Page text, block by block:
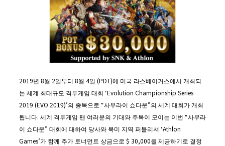
2019년 8월 2일부터 8월 4일 (PDT)에 미국 라스베이거스에서 개최되
는 세계 최대규모 격투게임 대회 ‘Evolution Championship Series
2019 (EVO 2019)’의 종목으로 “사무라이 쇼다운”의 세계 대회가 개최
됩니다. 세계 격투게임 팬 여러분의 기대와 주목이 모이는 이번 “사무라
이 쇼다운” 대회에 대하여 당사와 북미 지역 퍼블리셔 ‘Athlon
Games’가 함께 추가 토너먼트 상금으로 $ 30,000을 제공하기로 결정